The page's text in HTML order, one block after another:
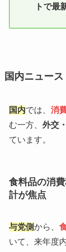
トで最
国内ニュース
国内では、 消
む一方、 外交
ています。
食料品の消
計が焦点
与党側 から、
いて、来年度